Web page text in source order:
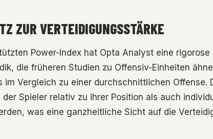
ZUR VERTEIDIGUNGSSTÄRKE
Power-Index hat Opta Analyst eine
die früheren Studien zu Offensiv-Einheiten
Vergleich zu einer durchschnittlichen Offense.
Spieler relativ zu ihrer Position als auch
was eine ganzheitliche Sicht auf die